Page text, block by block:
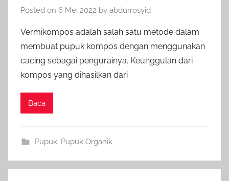
Posted on 6 Mei 2022 by abdurrosyid
Vermikompos adalah salah satu metode dalam
membuat pupuk kompos dengan menggunakan
cacing sebagai pengurainya. Keunggulan dari
kompos yang dihasilkan dari
Baca
Pupuk, Pupuk Organik